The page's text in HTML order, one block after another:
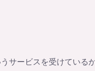
サービスを受けている